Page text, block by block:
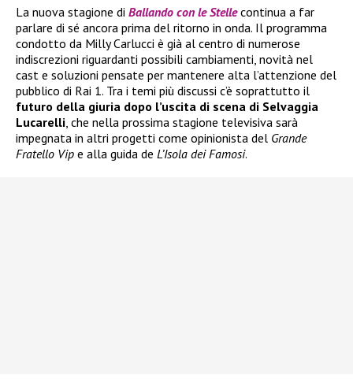
La nuova stagione di Ballando con le Stellecontinua a far
parlare di sé ancora prima del ritorno in onda. Il programma
condotto da Milly Carlucci è già al centro di numerose
indiscrezioni riguardanti possibili cambiamenti, novità nel
cast e soluzioni pensate per mantenere alta l’attenzione del
pubblico di Rai 1. Tra i temi più discussi c’è soprattutto il
futuro della giuria dopo l’uscita di scena di Selvaggia
Lucarelli, che nella prossima stagione televisiva sarà
impegnata in altri progetti come opinionista del Grande
Fratello Vip e alla guida de L’Isola dei Famosi.